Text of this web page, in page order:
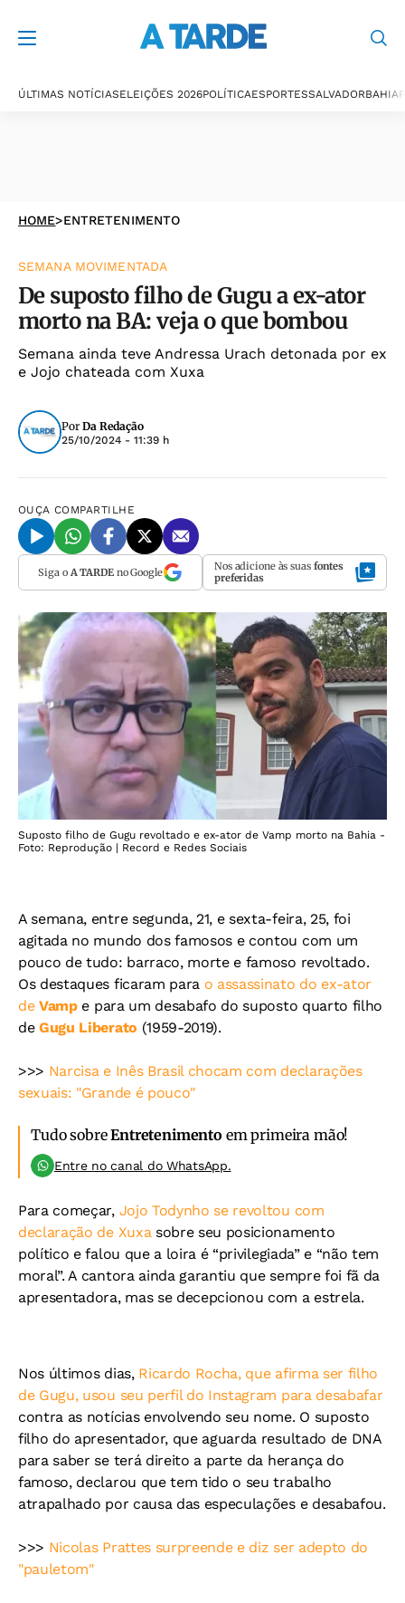
ÚLTIMAS NOTÍCIASELEIÇÕES 2026POLÍTICAESPORTESSALVADORBAHIA
HOME>ENTRETENIMENTO
SEMANA MOVIMENTADA
De suposto filho de Gugu a ex-ator
morto na BA: veja o que bombou
Semana ainda teve Andressa Urach detonada por ex
e Jojo chateada com Xuxa
Por Da Redação
25/10/2024 - 11:39 h
OUÇA COMPARTILHE
Siga o A TARDEno Google Nos adicione às suas fontes
preferidas
Suposto filho de Gugu revoltado e ex-ator de Vamp morto na Bahia -
Foto: Reprodução | Record e Redes Sociais
A semana, entre segunda, 21, e sexta-feira, 25, foi
agitada no mundo dos famosos e contou com um
pouco de tudo: barraco, morte e famoso revoltado.
Os destaques ficaram para o assassinato do ex-ator
deVampe para um desabafo do suposto quarto filho
deGugu Liberato (1959-2019).
>>> Narcisa e Inês Brasil chocam com declarações
sexuais: "Grande é pouco"
Tudo sobreEntretenimento em primeira mão!
Entre no canal do WhatsApp.
Para começar, Jojo Todynho se revoltou com
declaração de Xuxasobre seu posicionamento
político e falou que a loira é “privilegiada” e “não tem
moral”. A cantora ainda garantiu que sempre foi fã da
apresentadora, mas se decepcionou com a estrela.
Nos últimos dias, Ricardo Rocha, que afirma ser filho
de Gugu, usou seu perfil do Instagram para desabafar
contra as notícias envolvendo seu nome. O suposto
filho do apresentador, que aguarda resultado de DNA
para saber se terá direito a parte da herança do
famoso, declarou que tem tido o seu trabalho
atrapalhado por causa das especulações e desabafou.
>>> Nicolas Prattes surpreende e diz ser adepto do
"pauletom"